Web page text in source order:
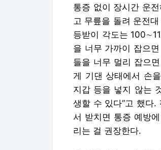
통증 없이 장시간 운
고 무릎을 돌려 운전
등받이 각도는
을 너무 가까이 잡으
들을 너무 멀리 잡으
게 기댄 상태에서 손
지갑 등을 넣지 않는
생할 수 있다”고 했다
서 받치면 통증 예방
리는 걸 권장한다.